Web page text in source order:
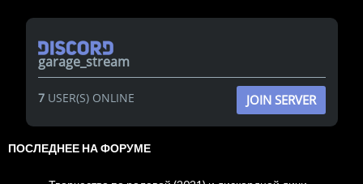
garage_stream
7USER(S) ONLINE JOIN SERVER
ПОСЛЕДНЕЕ НА ФОРУМЕ